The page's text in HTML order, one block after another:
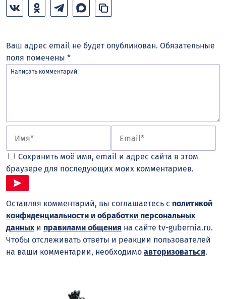
Ваш адрес email не будет опубликован. Обязательные
поля помечены *
Сохранить моё имя, email и адрес сайта в этом
браузере для последующих моих комментариев.
Оставляя комментарий, вы соглашаетесь с политикой
конфиденциальности и обработки персональных
данныхи правилами общения на сайте tv-gubernia.ru.
Чтобы отслеживать ответы и реакции пользователей
на ваши комментарии, необходимо авторизоваться.